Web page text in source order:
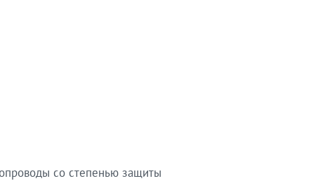
со степенью защиты